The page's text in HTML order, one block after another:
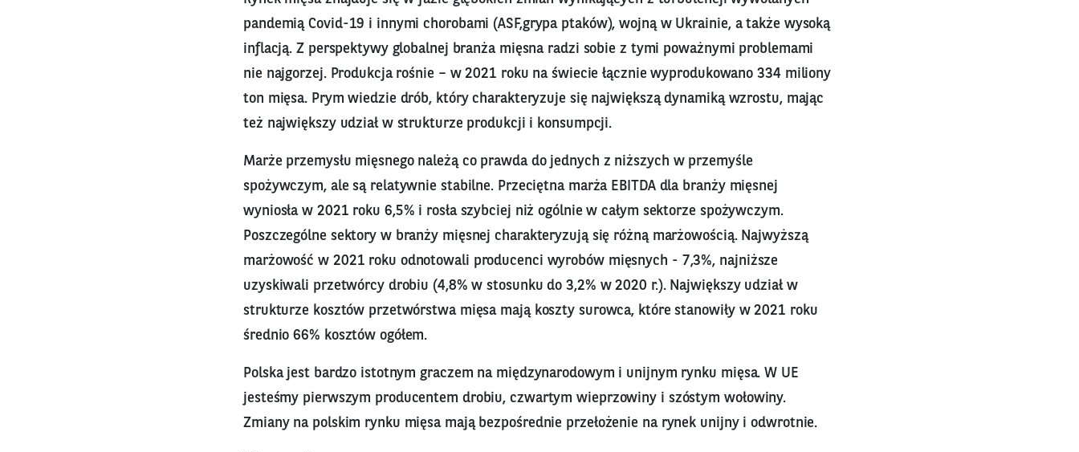
pandemią Covid-19 i innymi chorobami (ASF,grypa ptaków), wojną w Ukrainie, a także wysoką
inflacją. Z perspektywy globalnej branża mięsna radzi sobie z tymi poważnymi problemami
nie najgorzej. Produkcja rośnie – w 2021 roku na świecie łącznie wyprodukowano 334 miliony
ton mięsa. Prym wiedzie drób, który charakteryzuje się największą dynamiką wzrostu, mając
też największy udział w strukturze produkcji i konsumpcji.
Marże przemysłu mięsnego należą co prawda do jednych z niższych w przemyśle
spożywczym, ale są relatywnie stabilne. Przeciętna marża EBITDA dla branży mięsnej
wyniosła w 2021 roku 6,5% i rosła szybciej niż ogólnie w całym sektorze spożywczym.
Poszczególne sektory w branży mięsnej charakteryzują się różną marżowością. Najwyższą
marżowość w 2021 roku odnotowali producenci wyrobów mięsnych - 7,3%, najniższe
uzyskiwali przetwórcy drobiu (4,8% w stosunku do 3,2% w 2020 r.). Największy udział w
strukturze kosztów przetwórstwa mięsa mają koszty surowca, które stanowiły w 2021 roku
średnio 66% kosztów ogółem.
Polska jest bardzo istotnym graczem na międzynarodowym i unijnym rynku mięsa. W UE
jesteśmy pierwszym producentem drobiu, czwartym wieprzowiny i szóstym wołowiny.
Zmiany na polskim rynku mięsa mają bezpośrednie przełożenie na rynek unijny i odwrotnie.